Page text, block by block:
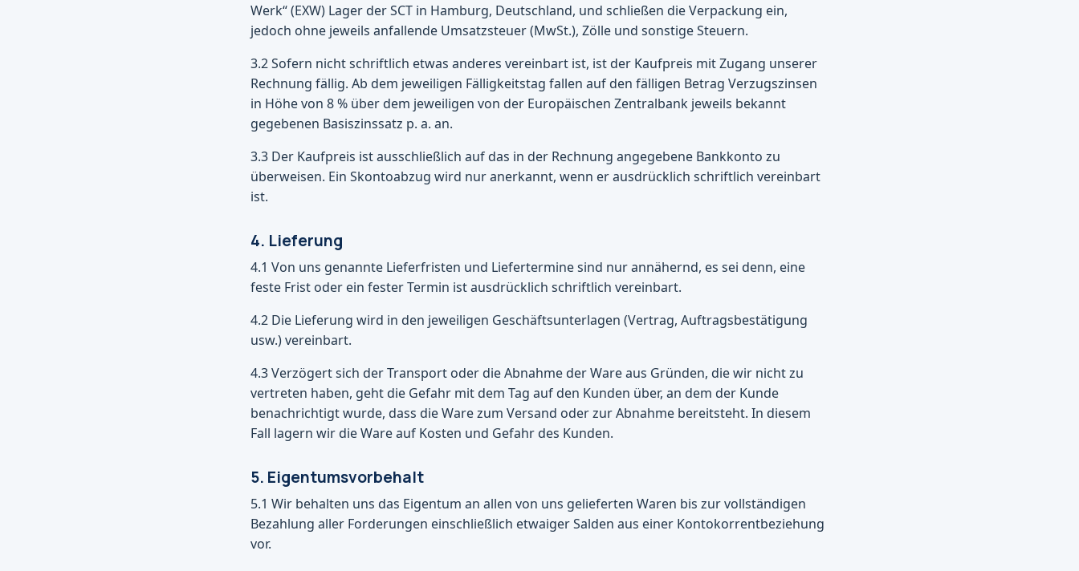
Werk“ (EXW) Lager der SCT in Hamburg, Deutschland, und schließen die Verpackung ein,
jedoch ohne jeweils anfallende Umsatzsteuer (MwSt.), Zölle und sonstige Steuern.
3.2 Sofern nicht schriftlich etwas anderes vereinbart ist, ist der Kaufpreis mit Zugang unserer
Rechnung fällig. Ab dem jeweiligen Fälligkeitstag fallen auf den fälligen Betrag Verzugszinsen
in Höhe von 8 % über dem jeweiligen von der Europäischen Zentralbank jeweils bekannt
gegebenen Basiszinssatz p. a. an.
3.3 Der Kaufpreis ist ausschließlich auf das in der Rechnung angegebene Bankkonto zu
überweisen. Ein Skontoabzug wird nur anerkannt, wenn er ausdrücklich schriftlich vereinbart
ist.
4. Lieferung
4.1 Von uns genannte Lieferfristen und Liefertermine sind nur annähernd, es sei denn, eine
feste Frist oder ein fester Termin ist ausdrücklich schriftlich vereinbart.
4.2 Die Lieferung wird in den jeweiligen Geschäftsunterlagen (Vertrag, Auftragsbestätigung
usw.) vereinbart.
4.3 Verzögert sich der Transport oder die Abnahme der Ware aus Gründen, die wir nicht zu
vertreten haben, geht die Gefahr mit dem Tag auf den Kunden über, an dem der Kunde
benachrichtigt wurde, dass die Ware zum Versand oder zur Abnahme bereitsteht. In diesem
Fall lagern wir die Ware auf Kosten und Gefahr des Kunden.
5. Eigentumsvorbehalt
5.1 Wir behalten uns das Eigentum an allen von uns gelieferten Waren bis zur vollständigen
Bezahlung aller Forderungen einschließlich etwaiger Salden aus einer Kontokorrentbeziehung
vor.